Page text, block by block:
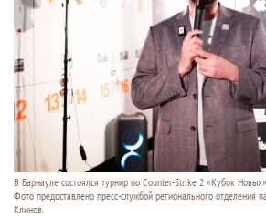
В Барнауле состоялся турнир по Counter-Strike 2 «Кубок Новых».
Фото предоставлено пресс-службой регионального отделения
Клинов.